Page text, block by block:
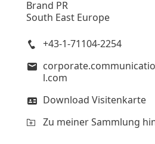
Brand PR
South East Europe
+43-1-71104-2254
l.com
Download Visitenkarte
Zu meiner Sammlung